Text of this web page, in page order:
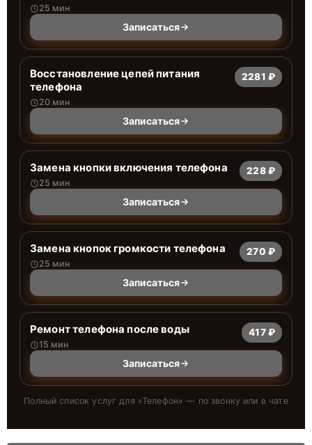
25 мин
Записаться
Восстановление цепей питания
телефона
20 мин
2281 ₽
Записаться
Замена кнопки включения телефона
25 мин
228 ₽
Записаться
Замена кнопок громкости телефона
25 мин
270 ₽
Записаться
Ремонт телефона после воды
15 мин
417 ₽
Записаться
Полный список услуг для «Телефон» — по звонку или в чате